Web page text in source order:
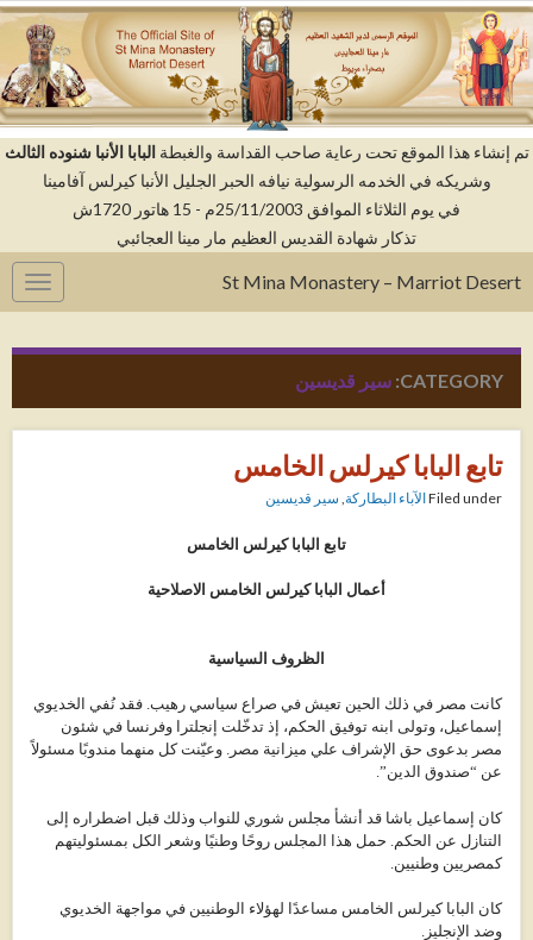
إنشاء هذا الموقع تحت رعاية صاحب القداسة والغبطةالبابا الأنبا شنوده الثالث
وشريكه في الخدمه الرسولية نيافه الحبر الجليل الأنبا كيرلس آفامينا
في يوم الثلاثاء الموافق 25/11/2003م - 15 هاتور 1720ش
تذكار شهادة القديس العظيم مار مينا العجائبي
St Mina Monastery – Marriot Desert
CATEGORY: سير قديسين
تابع البابا كيرلس الخامس
Filed underالآباء البطاركة,سير قديسين
تابع البابا كيرلس الخامس
أعمال البابا كيرلس الخامس الاصلاحية
الظروف السياسية
كانت مصر في ذلك الحين تعيش في صراع سياسي رهيب. فقد نُفي الخديوي
إسماعيل، وتولى ابنه توفيق الحكم، إذ تدخّلت إنجلترا وفرنسا في شئون
مصر بدعوى حق الإشراف علي ميزانية مصر. وعيّنت كل منهما مندوبًا مسئولاً
عن “صندوق الدين”.
كان إسماعيل باشا قد أنشأ مجلس شوري للنواب وذلك قبل اضطراره إلى
التنازل عن الحكم. حمل هذا المجلس روحًا وطنيًا وشعر الكل بمسئوليتهم
كمصريين وطنيين.
كان البابا كيرلس الخامس مساعدًا لهؤلاء الوطنيين في مواجهة الخديوي
وضد الإنجليز.